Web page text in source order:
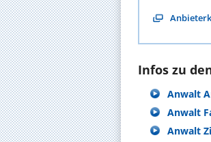
Infos zu
Anwalt
Anwalt
Anwalt